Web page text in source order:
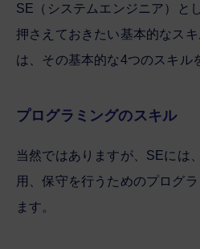
SE（システムエンジニア）と
押さえておきたい基本的なス
は、その基本的な4つのスキル
プログラミングのスキル
当然ではありますが、SEには
用、保守を行うためのプログ
ます。